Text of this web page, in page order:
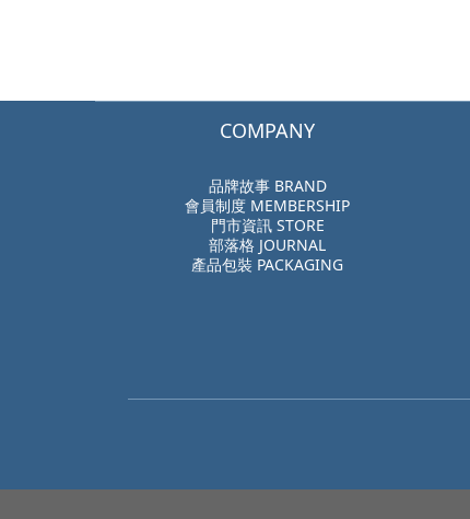
COMPANY
品牌故事 BRAND
會員制度 MEMBERSHIP
門市資訊 STORE
部落格 JOURNAL
產品包裝 PACKAGING